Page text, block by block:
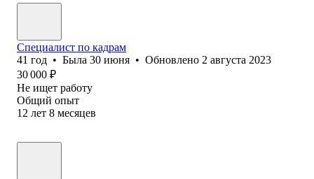
Специалист по кадрам
41 год • Была 30 июня • Обновлено 2 августа 2023
30 000 ₽
Не ищет работу
Общий опыт
12 лет 8 месяцев